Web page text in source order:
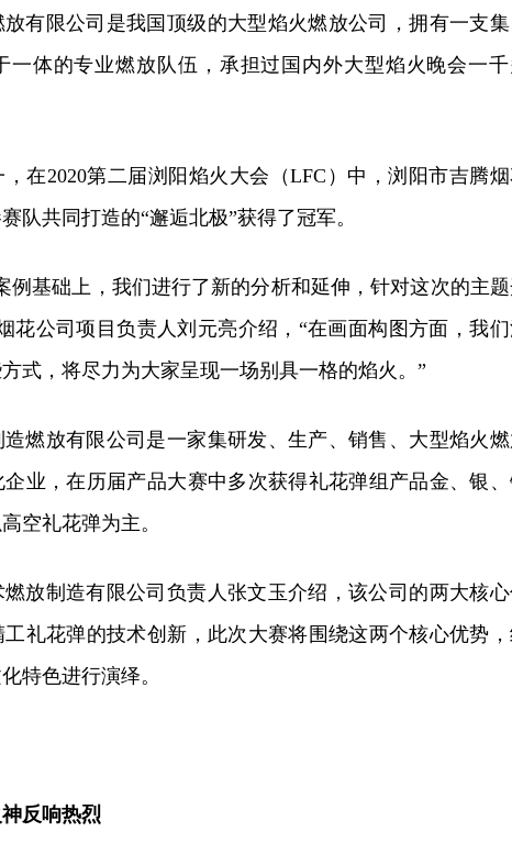
有限公司是我国顶级的大型焰火燃放公司，拥有一支集
一体的专业燃放队伍，承担过国内外大型焰火晚会一千
在2020第二届浏阳焰火大会（LFC）中，浏阳市吉腾
队共同打造的“邂逅北极”获得了冠军。
例基础上，我们进行了新的分析和延伸，针对这次的主
花公司项目负责人刘元亮介绍，“在画面构图方面，我
式，将尽力为大家呈现一场别具一格的焰火。”
燃放有限公司是一家集研发、生产、销售、大型焰火
业，在历届产品大赛中多次获得礼花弹组产品金、银、
空礼花弹为主。
放制造有限公司负责人张文玉介绍，该公司的两大核
礼花弹的技术创新，此次大赛将围绕这两个核心优势
特色进行演绎。
反响热烈